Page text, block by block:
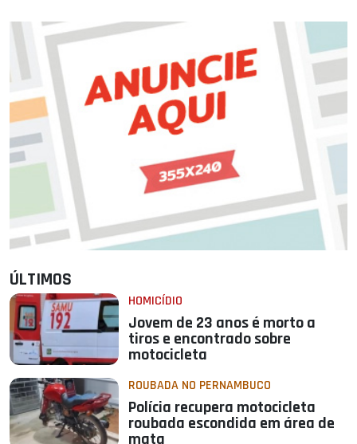
ÚLTIMOS
HOMICÍDIO
Jovem de 23 anos é morto a
tiros e encontrado sobre
motocicleta
ROUBADA NO PERNAMBUCO
Polícia recupera motocicleta
roubada escondida em área de
mata